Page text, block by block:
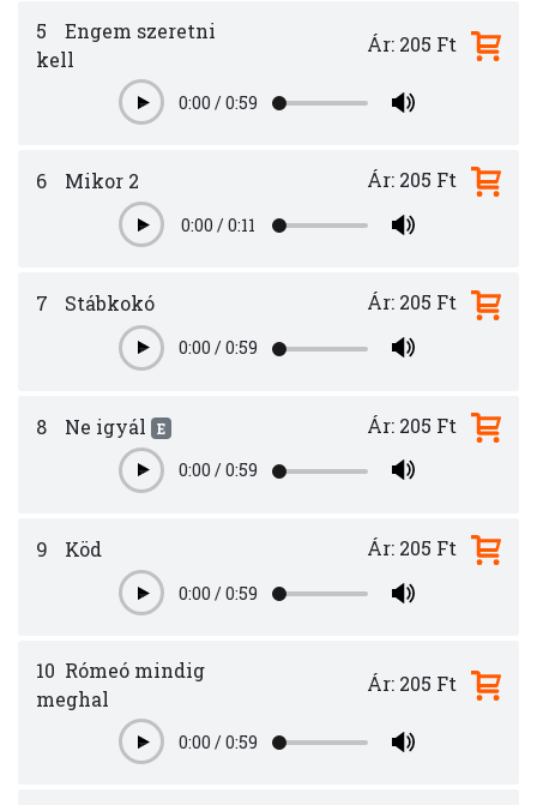
5
Engem szeretni
kell
Play0:00 /0:59
Ár: 205 Ft
6 Mikor 2
Play0:00 /0:11
Ár: 205 Ft
7 Stábkokó
Play0:00 /0:59
Ár: 205 Ft
8 Ne igyál E
Play0:00 /0:59
Ár: 205 Ft
9 Köd
Play0:00 /0:59
Ár: 205 Ft
10 Rómeó mindig
meghal
Play0:00 /0:59
Ár: 205 Ft